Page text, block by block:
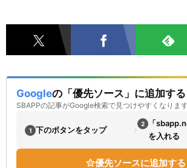
Googleの「優先ソース」に追加する
SBAPPの記事がGoogle検索で見つけやすくなります
1 下のボタンをタップ › 2
「
を入れる
優先ソースに追加する